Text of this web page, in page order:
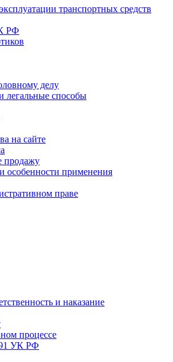
транспортных средств
РФ
делу
легальные способы
на сайте
продажу
особенности применения
праве
и наказание
процессе
УК РФ